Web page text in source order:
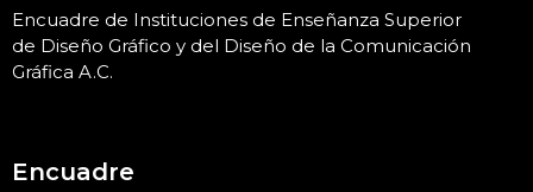
Encuadre de Instituciones de Enseñanza Superior
de Diseño Gráfico y del Diseño de la Comunicación
Gráfica A.C.
Encuadre